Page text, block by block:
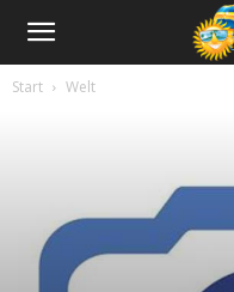
Start Welt